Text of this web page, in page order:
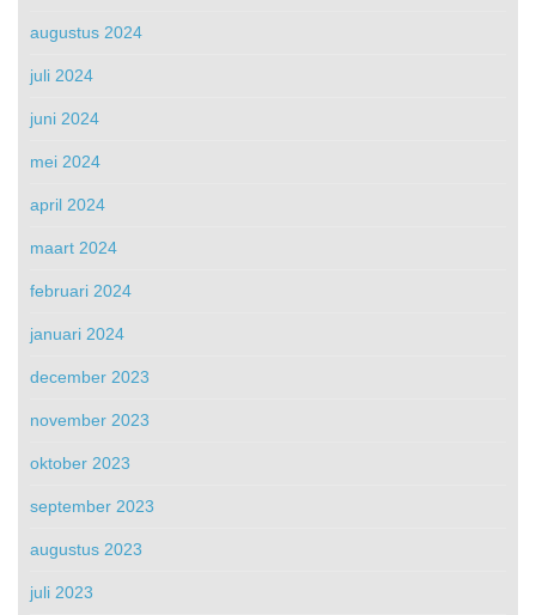
augustus 2024
juli 2024
juni 2024
mei 2024
april 2024
maart 2024
februari 2024
januari 2024
december 2023
november 2023
oktober 2023
september 2023
augustus 2023
juli 2023